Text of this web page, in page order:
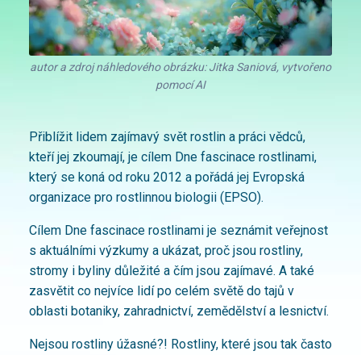
autor a zdroj náhledového obrázku: Jitka Saniová, vytvořeno
pomocí AI
Přiblížit lidem zajímavý svět rostlin a práci vědců,
kteří jej zkoumají, je cílem Dne fascinace rostlinami,
který se koná od roku 2012 a pořádá jej Evropská
organizace pro rostlinnou biologii (EPSO).
Cílem Dne fascinace rostlinami je seznámit veřejnost
s aktuálními výzkumy a ukázat, proč jsou rostliny,
stromy i byliny důležité a čím jsou zajímavé. A také
zasvětit co nejvíce lidí po celém světě do tajů v
oblasti botaniky, zahradnictví, zemědělství a lesnictví.
Nejsou rostliny úžasné?! Rostliny, které jsou tak často